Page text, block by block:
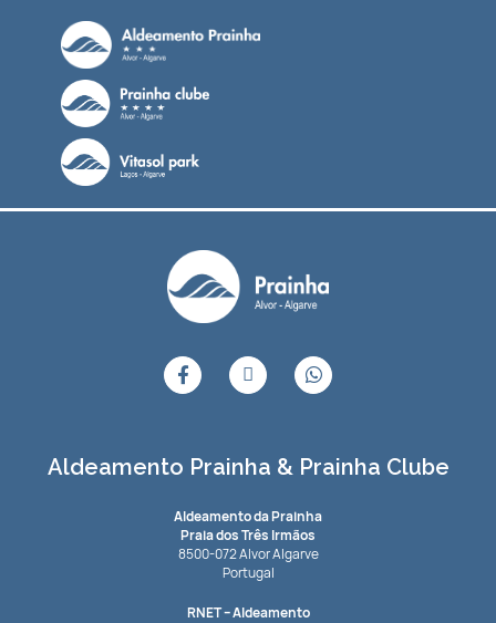
Aldeamento Prainha & Prainha Clube
Aldeamento da Prainha
Praia dos Três Irmãos
8500-072 Alvor Algarve
Portugal
RNET– Aldeamento